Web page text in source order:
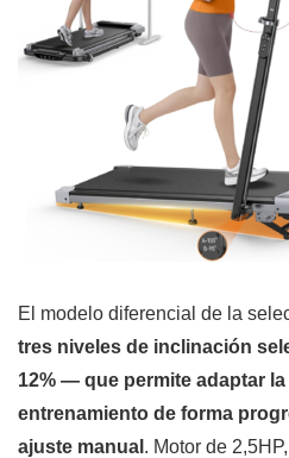
El modelo diferencial de la
tres niveles de inclinación
12% — que permite adaptar
entrenamiento de forma
ajuste manual . Motor de